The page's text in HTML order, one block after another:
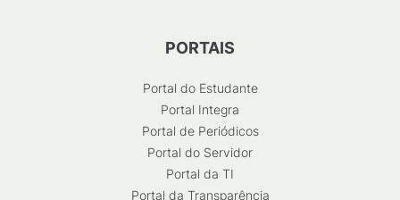
PORTAIS
Portal do Estudante
Portal Integra
Portal de Periódicos
Portal do Servidor
Portal da TI
Portal da Transparência